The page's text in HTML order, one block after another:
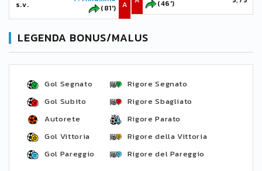
s.v.
(81')
A
(46')
LEGENDA BONUS/MALUS
Gol Segnato
Gol Subito
Autorete
Gol Vittoria
Gol Pareggio
Rigore Segnato
Rigore Sbagliato
Rigore Parato
Rigore della Vittoria
Rigore del Pareggio